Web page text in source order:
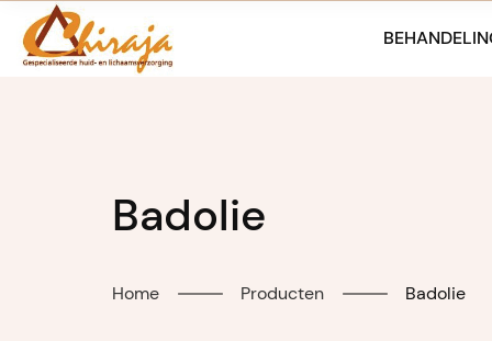
content
Badolie
Home Producten Badolie